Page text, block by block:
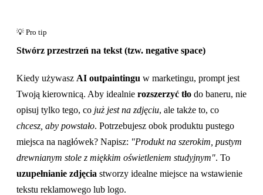
Stwórz przestrzeń na tekst (tzw. negative space)
Kiedy używasz AI outpaintingu w marketingu, prompt jest
Twoją kierownicą. Aby idealnie rozszerzyć tło do baneru, nie
opisuj tylko tego, co już jest na zdjęciu, ale także to, co
chcesz, aby powstało. Potrzebujesz obok produktu pustego
miejsca na nagłówek? Napisz: "Produkt na szerokim, pustym
drewnianym stole z miękkim oświetleniem studyjnym". To
uzupełnianie zdjęcia stworzy idealne miejsce na wstawienie
tekstu reklamowego lub logo.